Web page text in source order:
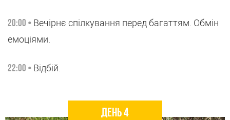
20:00 • Вечірнє спілкування перед багаттям. Обмін
емоціями.
22:00 • Відбій.
День 4